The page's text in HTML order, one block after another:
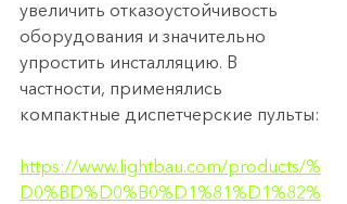
увеличить отказоустойчивость
оборудования и значительно
упростить инсталляцию. В
частности, применялись
компактные диспетчерские пульты:
https://www.lightbau.com/products/%
D0%BD%D0%B0%D1%81%D1%82%